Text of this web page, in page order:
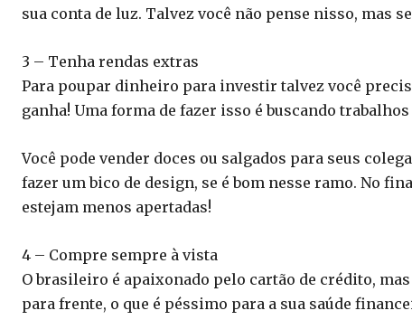
sua conta de luz. Talvez você não pense nisso, mas
3 – Tenha rendas extras
Para poupar dinheiro para investir talvez você
ganha! Uma forma de fazer isso é buscando
Você pode vender doces ou salgados para seus
fazer um bico de design, se é bom nesse ramo. No
estejam menos apertadas!
4 – Compre sempre à vista
O brasileiro é apaixonado pelo cartão de crédito,
para frente, o que é péssimo para a sua saúde